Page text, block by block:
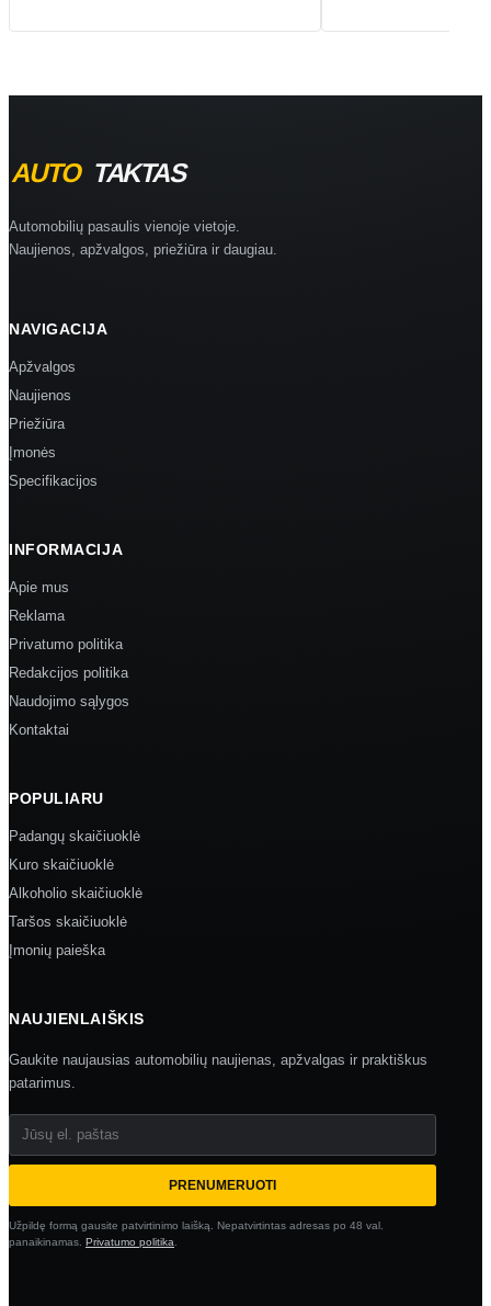
Automobilių pasaulis vienoje vietoje.
Naujienos, apžvalgos, priežiūra ir daugiau.
NAVIGACIJA
Apžvalgos
Naujienos
Priežiūra
Įmonės
Specifikacijos
INFORMACIJA
Apie mus
Reklama
Privatumo politika
Redakcijos politika
Naudojimo sąlygos
Kontaktai
POPULIARU
Padangų skaičiuoklė
Kuro skaičiuoklė
Alkoholio skaičiuoklė
Taršos skaičiuoklė
Įmonių paieška
NAUJIENLAIŠKIS
Gaukite naujausias automobilių naujienas, apžvalgas ir praktiškus
patarimus.
Jūsų el. paštas
PRENUMERUOTI
Užpildę formą gausite patvirtinimo laišką. Nepatvirtintas adresas po 48 val.
panaikinamas. Privatumo politika